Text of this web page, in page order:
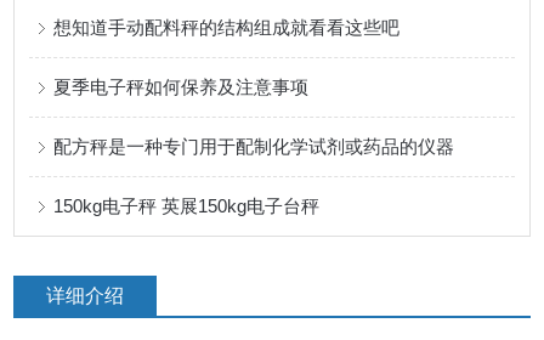
想知道手动配料秤的结构组成就看看这些吧
夏季电子秤如何保养及注意事项
配方秤是一种专门用于配制化学试剂或药品的仪器
150kg电子秤 英展150kg电子台秤
详细介绍